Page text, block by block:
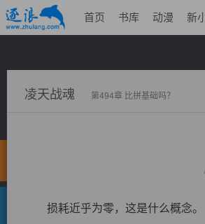
首页 书库 动漫 新
凌天战魂 第494章 比拼基础吗？
损耗近乎为零，这是什么概念。